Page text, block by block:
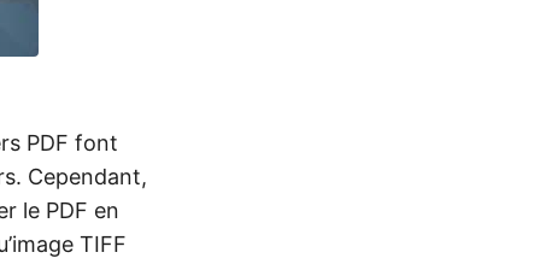
PDF font
Cependant,
le PDF en
TIFF